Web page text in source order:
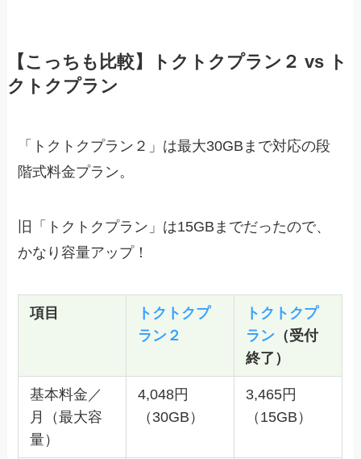
【こっちも比較】トクトクプラン２ vs ト
クトクプラン
「トクトクプラン２」は最大30GBまで対応の段
階式料金プラン。
旧「トクトクプラン」は15GBまでだったので、
かなり容量アップ！
項目
トクトクプ
ラン２
トクトクプ
ラン （受付
終了）
基本料金／
月（最大容
量）
4,048円
（30GB）
3,465円
（15GB）